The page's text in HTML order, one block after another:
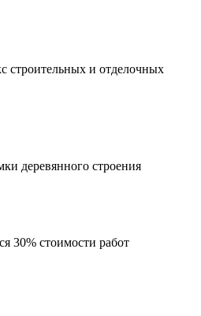
строительных и отделочных
деревянного строения
30% стоимости работ